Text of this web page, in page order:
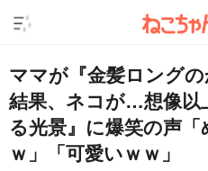
ママが『金髪ロング
結果、ネコが…想像以
る光景』に爆笑の声
ｗ」「可愛いｗｗ」